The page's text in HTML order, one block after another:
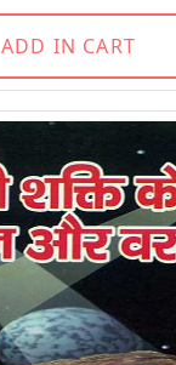
ADD IN CART